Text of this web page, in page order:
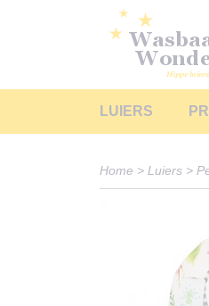
LUIERS
Home > Luiers >